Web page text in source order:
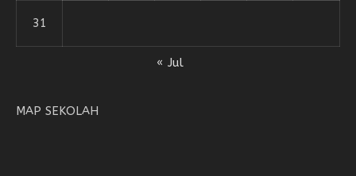
31
« Jul
MAP SEKOLAH